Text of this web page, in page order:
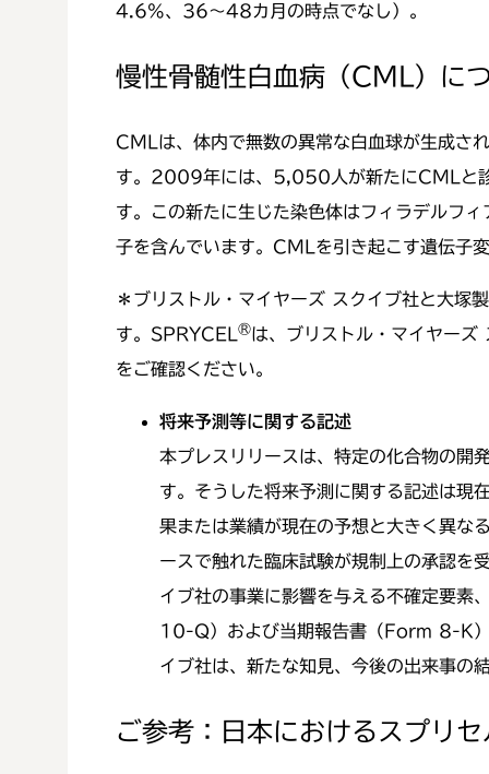
4.6%、36～48カ月の時点でなし）。
慢性骨髄性白血病（CML）に
CMLは、体内で無数の異常な白血球が生成さ
す。2009年には、5,050人が新たにCMLと診
す。この新たに生じた染色体はフィラデルフ
子を含んでいます。CMLを引き起こす遺伝子
＊ブリストル・マイヤーズ スクイブ社と大塚
す。SPRYCEL
®は、ブリストル・マイヤーズ
をご確認ください。
将来予測等に関する記述
本プレスリリースは、特定の化合物の開
す。そうした将来予測に関する記述は現
果または業績が現在の予想と大きく異な
ースで触れた臨床試験が規制上の承認を
イブ社の事業に影響を与える不確定要
10-Q）および当期報告書（Form 8-K）
イブ社は、新たな知見、今後の出来事の
ご参考：日本におけるスプリセ